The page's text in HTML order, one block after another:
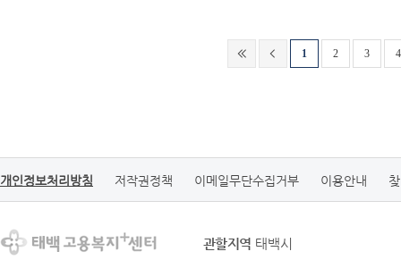
1 2 3 4
개인정보처리방침 저작권정책 이메일무단수집거부 이용안내
관할지역 태백시